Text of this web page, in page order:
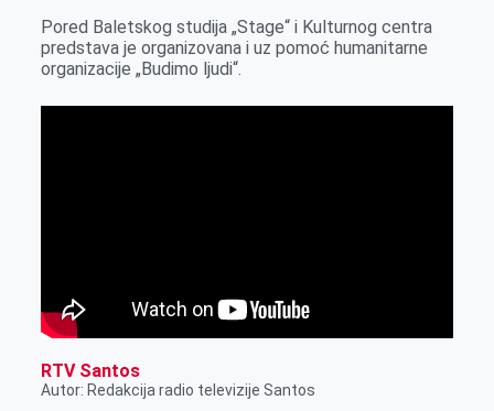
Pored Baletskog studija „Stage“ i Kulturnog centra
predstava je organizovana i uz pomoć humanitarne
organizacije „Budimo ljudi“.
RTV Santos
Autor: Redakcija radio televizije Santos